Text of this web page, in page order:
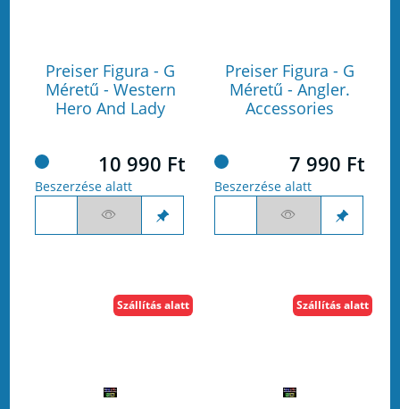
Preiser Figura - G
Méretű - Western
Hero And Lady
10 990 Ft
Beszerzése alatt
Preiser Figura - G
Méretű - Angler.
Accessories
7 990 Ft
Beszerzése alatt
Szállítás alatt Szállítás alatt